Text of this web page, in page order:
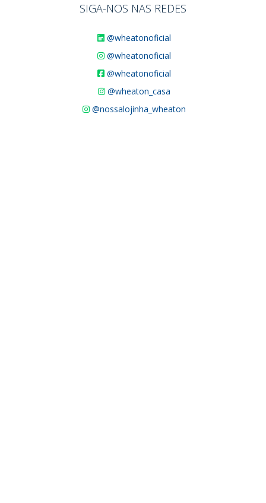
SIGA-NOS NAS REDES
@wheatonoficial
@wheatonoficial
@wheatonoficial
@wheaton_casa
@nossalojinha_wheaton